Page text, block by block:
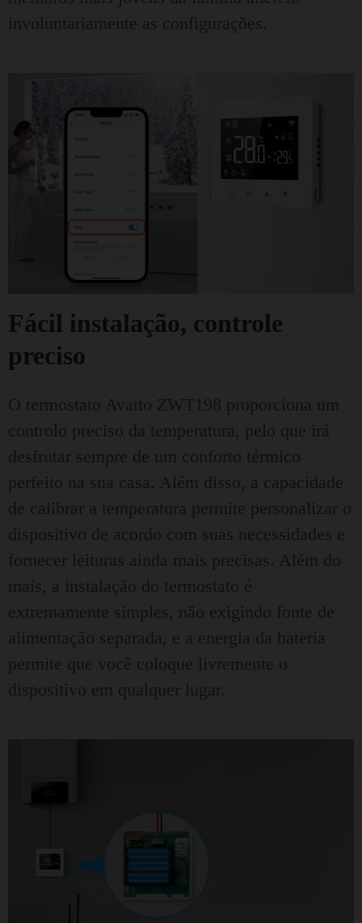
involuntariamente as configurações.
Fácil instalação, controle
preciso
O termostato Avatto ZWT198 proporciona um
controlo preciso da temperatura, pelo que irá
desfrutar sempre de um conforto térmico
perfeito na sua casa. Além disso, a capacidade
de calibrar a temperatura permite personalizar o
dispositivo de acordo com suas necessidades e
fornecer leituras ainda mais precisas. Além do
mais, a instalação do termostato é
extremamente simples, não exigindo fonte de
alimentação separada, e a energia da bateria
permite que você coloque livremente o
dispositivo em qualquer lugar.